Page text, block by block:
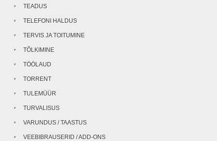
TEADUS
TELEFONI HALDUS
TERVIS JA TOITUMINE
TÕLKIMINE
TÖÖLAUD
TORRENT
TULEMÜÜR
TURVALISUS
VARUNDUS / TAASTUS
VEEBIBRAUSERID / ADD-ONS